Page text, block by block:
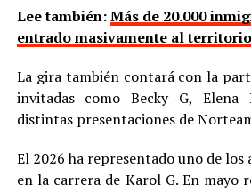
Lee también:Más de 20.000
entrado masivamente al
La gira también contará con la
invitadas como Becky G, Elena
distintas presentaciones de
El 2026 ha representado uno de los
en la carrera de Karol G. En mayo